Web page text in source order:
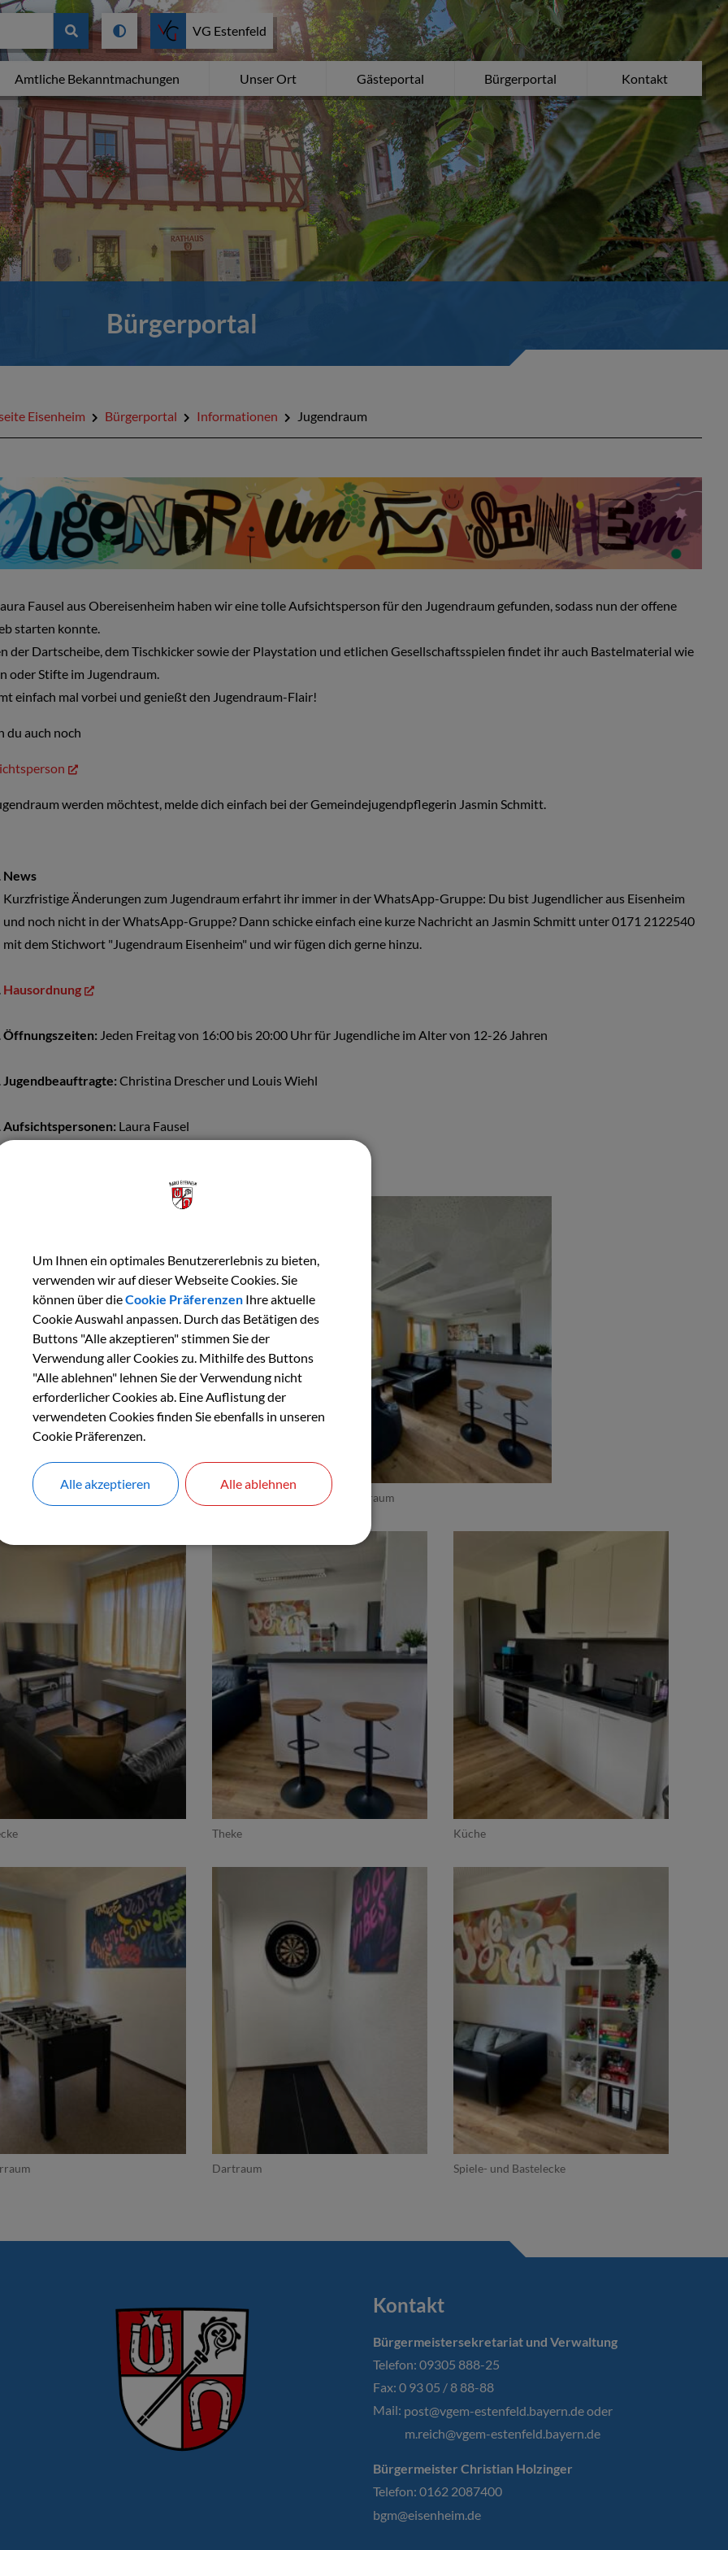
Amtliche Bekanntmachungen Unser Ort Gästeportal Bürgerportal Kontakt
VG Estenfeld
Bürgerportal
Eisenheim Bürgerportal Informationen Jugendraum
Fausel aus Obereisenheim haben wir eine tolle Aufsichtsperson für den Jugendraum gefunden, sodass nun der offene
starten konnte.
der Dartscheibe, dem Tischkicker sowie der Playstation und etlichen Gesellschaftsspielen findet ihr auch Bastelmaterial wie
oder Stifte im Jugendraum.
einfach mal vorbei und genießt den Jugendraum-Flair!
du auch noch
werden möchtest, melde dich einfach bei der Gemeindejugendpflegerin Jasmin Schmitt.
News
Kurzfristige Änderungen zum Jugendraum erfahrt ihr immer in der WhatsApp-Gruppe: Du bist Jugendlicher aus Eisenheim
und noch nicht in der WhatsApp-Gruppe? Dann schicke einfach eine kurze Nachricht an Jasmin Schmitt unter 0171 2122540
mit dem Stichwort "Jugendraum Eisenheim" und wir fügen dich gerne hinzu.
Hausordnung
Öffnungszeiten: Jeden Freitag von 16:00 bis 20:00 Uhr für Jugendliche im Alter von 12-26 Jahren
Jugendbeauftragte: Christina Drescher und Louis Wiehl
Aufsichtspersonen: Laura Fausel
Hauptraum
Theke Küche
Dartraum Spiele- und Bastelecke
Kontakt
Bürgermeistersekretariat und Verwaltung
Telefon: 09305 888-25
Fax: 0 93 05 / 8 88-88
Mail: post@vgem-estenfeld.bayern.de oder
m.reich@vgem-estenfeld.bayern.de
Bürgermeister Christian Holzinger
Telefon: 0162 2087400
bgm@eisenheim.de
Um Ihnen ein optimales Benutzererlebnis zu bieten,
verwenden wir auf dieser Webseite Cookies. Sie
können über dieCookie PräferenzenIhre aktuelle
Cookie Auswahl anpassen. Durch das Betätigen des
Buttons "Alle akzeptieren" stimmen Sie der
Verwendung aller Cookies zu. Mithilfe des Buttons
"Alle ablehnen" lehnen Sie der Verwendung nicht
erforderlicher Cookies ab. Eine Auflistung der
verwendeten Cookies finden Sie ebenfalls in unseren
Cookie Präferenzen.
Alle akzeptieren Alle ablehnen